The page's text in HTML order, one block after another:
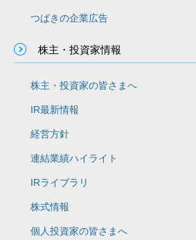
つばきの企業広告
株主・投資家情報
株主・投資家の皆さまへ
IR最新情報
経営方針
連結業績ハイライト
IRライブラリ
株式情報
個人投資家の皆さまへ